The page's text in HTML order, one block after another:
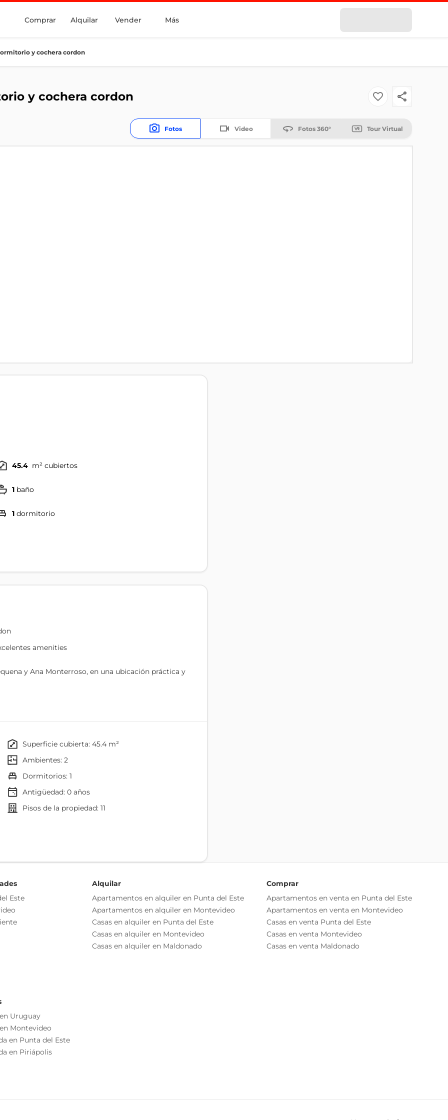
Comprar Alquilar Vender Más
y cochera cordon
y cochera cordon
Fotos Video Fotos 360° Tour Virtual
45.4 m² cubiertos
1 baño
1 dormitorio
amenities
y Ana Monterroso, en una ubicación práctica y
brindando mayor comodidad y seguridad.
del inmueble, debiéndose consultar al
de las medidas, descripciones arquitectónicas y
cuyos valores son aproximados.
superficie cubierta: 45.4 m²
ambientes: 2
dormitorios: 1
Antigüedad:0años
pisos de la propiedad: 11
Televisión Satelital
Seguridad
Recepción
Desayunador
Disposición Contrafrente
Este
Uruguay
Montevideo
en Punta del Este
en Piriápolis
Alquilar
Apartamentos en alquiler en Punta del Este
Apartamentos en alquiler en Montevideo
Casas en alquiler en Punta del Este
Casas en alquiler en Montevideo
Casas en alquiler en Maldonado
Comprar
Apartamentos en venta en Punta del Este
Apartamentos en venta en Montevideo
Casas en venta Punta del Este
Casas en venta Montevideo
Casas en venta Maldonado